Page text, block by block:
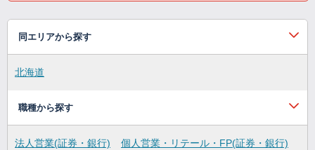
同エリアから探す
北海道
職種から探す
法人営業(証券・銀行)
個人営業・リテール・FP(証券・銀行)